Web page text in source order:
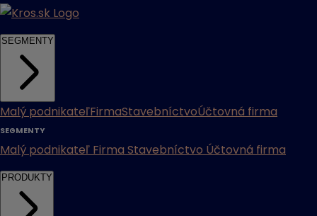
SEGMENTY
Malý podnikateľFirmaStavebníctvoÚčtovná firma
SEGMENTY
Malý podnikateľ Firma Stavebníctvo Účtovná firma
PRODUKTY